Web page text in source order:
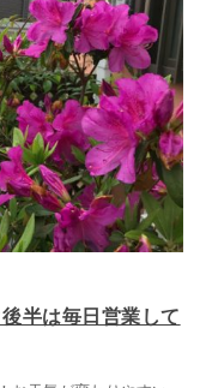
半は毎日営業して